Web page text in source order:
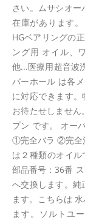
さい。ムサシオ
在庫があります
HGベアリングの
ング用 オイル、
他...医療用超音波
バーホール は各
に対応できます
お待たせしませ
プン です。 オー
①完全バラ ②完全
は２種類のオイ
部品番号：36番
へ交換します。純
ます。こちらは
ます。ソルトユ